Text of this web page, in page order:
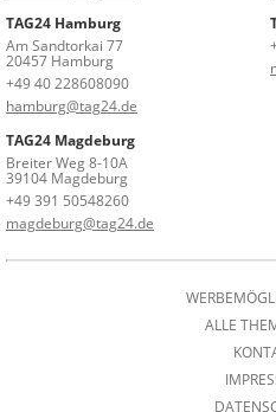
TAG24 Hamburg
Am Sandtorkai 77
20457 Hamburg
+49 40 228608090
hamburg@tag24.de
TAG24 Magdeburg
Breiter Weg 8-10A
39104 Magdeburg
+49 391 50548260
magdeburg@tag24.de
ALLE